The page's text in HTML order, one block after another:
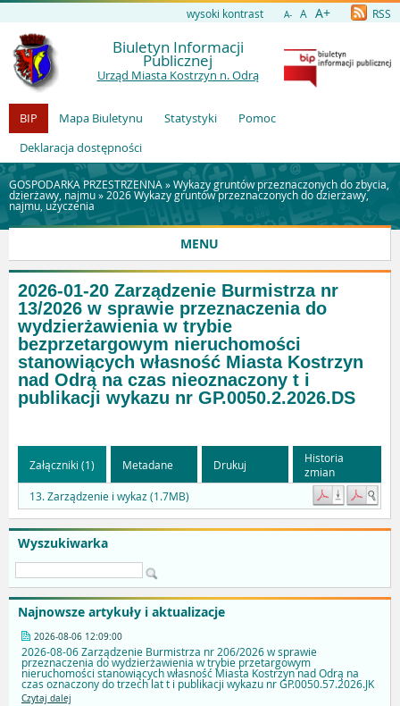
wysoki kontrast A- A A+ RSS
Biuletyn Informacji
Publicznej
Urząd Miasta Kostrzyn n. Odrą
BIP Mapa Biuletynu Statystyki
Pomoc
Deklaracja dostępności
GOSPODARKA PRZESTRZENNA »Wykazy gruntów przeznaczonych do zbycia,
dzierżawy, najmu» 2026 Wykazy gruntów przeznaczonych do dzierżawy,
najmu, użyczenia
MENU
Wyszukiwarka
Najnowsze artykuły i aktualizacje
2026-08-06 12:09:00
2026-08-06 Zarządzenie Burmistrza nr 206/2026 w sprawie
przeznaczenia do wydzierżawienia w trybie przetargowym
nieruchomości stanowiących własność Miasta Kostrzyn nad Odrą na
czas oznaczony do trzech lat t i publikacji wykazu nr GP.0050.57.2026.JK
Czytaj dalej
2026-01-20 Zarządzenie Burmistrza nr
13/2026 w sprawie przeznaczenia do
wydzierżawienia w trybie
bezprzetargowym nieruchomości
stanowiących własność Miasta Kostrzyn
nad Odrą na czas nieoznaczony t i
publikacji wykazu nr GP.0050.2.2026.DS
Załączniki (1) Metadane Drukuj
Historia
zmian
13. Zarządzenie i wykaz (1.7MB)